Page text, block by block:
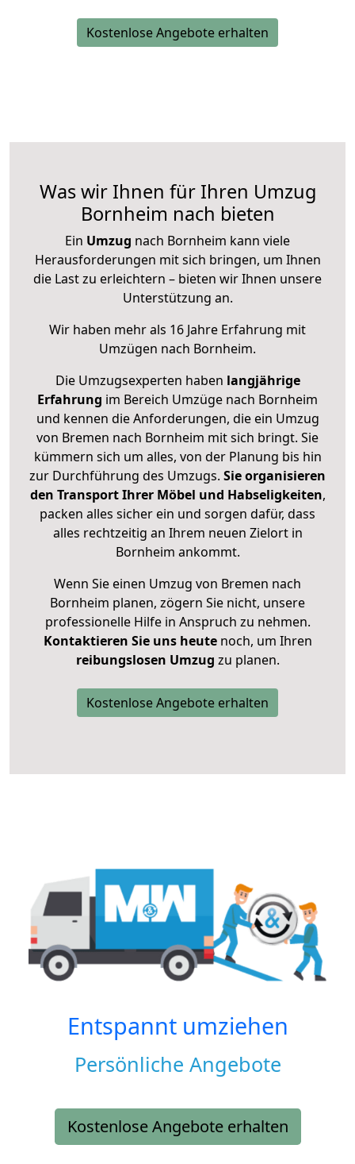
Kostenlose Angebote erhalten
Was wir Ihnen für Ihren Umzug
Bornheim nach bieten
Ein Umzug nach Bornheim kann viele
Herausforderungen mit sich bringen, um Ihnen
die Last zu erleichtern – bieten wir Ihnen unsere
Unterstützung an.
Wir haben mehr als 16 Jahre Erfahrung mit
Umzügen nach Bornheim.
Die Umzugsexperten haben langjährige
Erfahrung im Bereich Umzüge nach Bornheim
und kennen die Anforderungen, die ein Umzug
von Bremen nach Bornheim mit sich bringt. Sie
kümmern sich um alles, von der Planung bis hin
zur Durchführung des Umzugs. Sie organisieren
den Transport Ihrer Möbel und Habseligkeiten,
packen alles sicher ein und sorgen dafür, dass
alles rechtzeitig an Ihrem neuen Zielort in
Bornheim ankommt.
Wenn Sie einen Umzug von Bremen nach
Bornheim planen, zögern Sie nicht, unsere
professionelle Hilfe in Anspruch zu nehmen.
Kontaktieren Sie uns heutenoch, um Ihren
reibungslosen Umzug zu planen.
Kostenlose Angebote erhalten
Entspannt umziehen
Persönliche Angebote
Kostenlose Angebote erhalten